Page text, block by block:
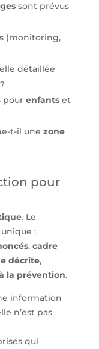
sont prévus
(monitoring,
détaillée
pour enfantset
t-il une zone
pour
. Le
:
, cadre
décrite,
la prévention.
information
n’est pas
qui